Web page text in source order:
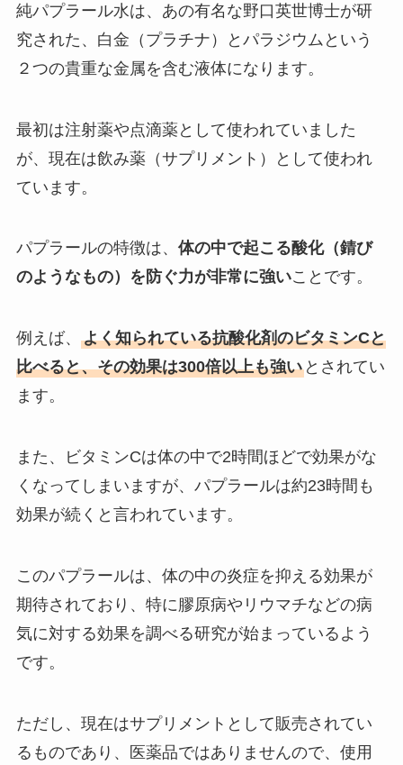
純パプラール水は、あの有名な野口英世博士が研
究された、白金（プラチナ）とパラジウムという
２つの貴重な金属を含む液体になります。
最初は注射薬や点滴薬として使われていました
が、現在は飲み薬（サプリメント）として使われ
ています。
パプラールの特徴は、 体の中で起こる酸化（錆び
のようなもの）を防ぐ力が非常に強いことです。
例えば、 よく知られている抗酸化剤のビタミンCと
比べると、その効果は300倍以上も強いとされてい
ます。
また、ビタミンCは体の中で2時間ほどで効果がな
くなってしまいますが、パプラールは約23時間も
効果が続くと言われています。
このパプラールは、体の中の炎症を抑える効果が
期待されており、特に膠原病やリウマチなどの病
気に対する効果を調べる研究が始まっているよう
です。
ただし、現在はサプリメントとして販売されてい
るものであり、医薬品ではありませんので、使用